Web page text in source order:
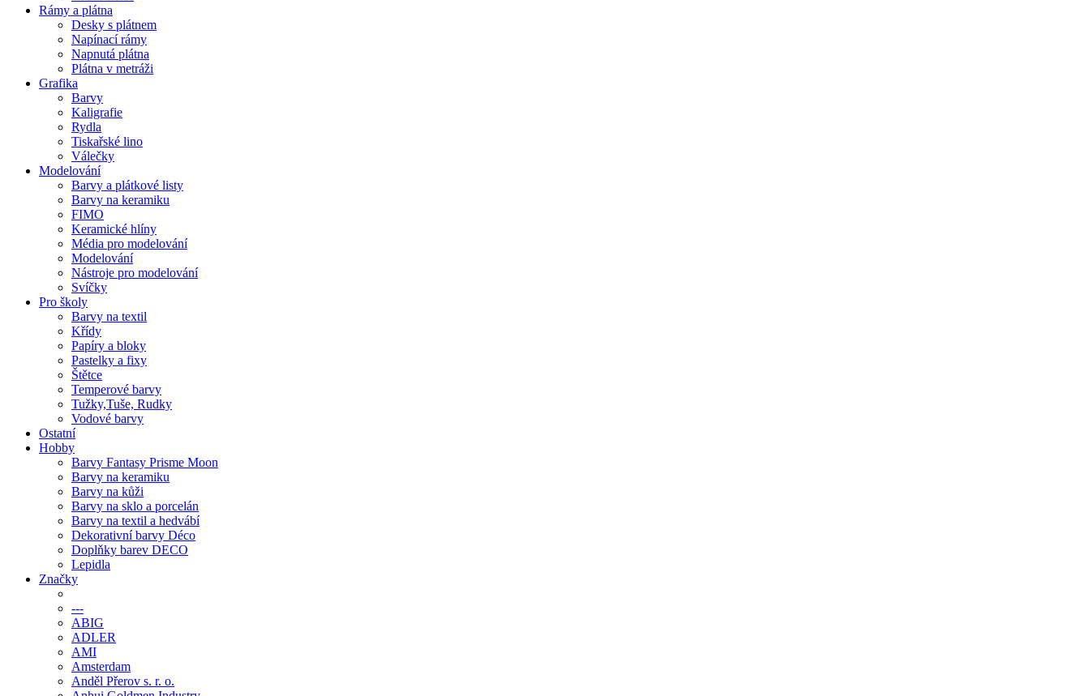
Rámy a plátna
Desky s plátnem
Napínací rámy
Napnutá plátna
Plátna v metráži
Grafika
Barvy
Kaligrafie
Rydla
Tiskařské lino
Válečky
Modelování
Barvy a plátkové listy
Barvy na keramiku
FIMO
Keramické hlíny
Média pro modelování
Modelování
Nástroje pro modelování
Svíčky
Pro školy
Barvy na textil
Křídy
Papíry a bloky
Pastelky a fixy
Štětce
Temperové barvy
Tužky,Tuše, Rudky
Vodové barvy
Ostatní
Hobby
Barvy Fantasy Prisme Moon
Barvy na keramiku
Barvy na kůži
Barvy na sklo a porcelán
Barvy na textil a hedvábí
Dekorativní barvy Déco
Doplňky barev DECO
Lepidla
Značky
---
ABIG
ADLER
AMI
Amsterdam
Anděl Přerov s. r. o.